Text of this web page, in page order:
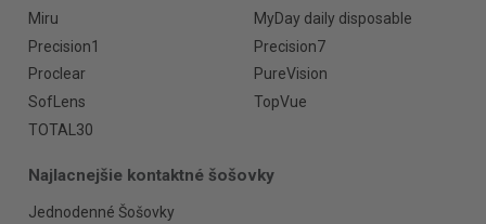
Miru
MyDay daily disposable
Precision1
Precision7
Proclear
PureVision
SofLens
TopVue
TOTAL30
Najlacnejšie kontaktné šošovky
Jednodenné Šošovky